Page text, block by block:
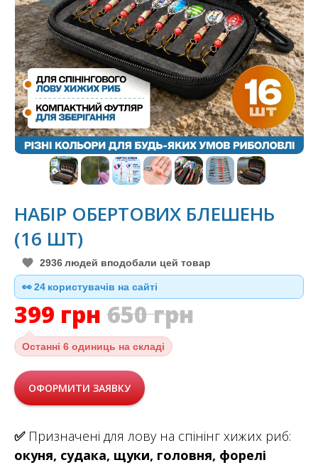
НАБІР ОБЕРТОВИХ БЛЕШЕНЬ
(16 ШТ)
2936 людей вподобали цей товар
👀23 користувачів на сайті
399 грн 650грн
Останні 6 одиниць на складі
ОФОРМИТИ ЗАЯВКУ
✅Призначені для лову на спінінг хижих риб:
окуня, судака, щуки, головня, форелі